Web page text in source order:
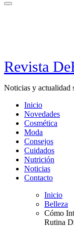
Revista
Noticias y actualidad
Inicio
Novedades
Cosmética
Moda
Consejos
Cuidados
Nutrición
Noticias
Contacto
Inicio
Belleza
Cómo
Rutina